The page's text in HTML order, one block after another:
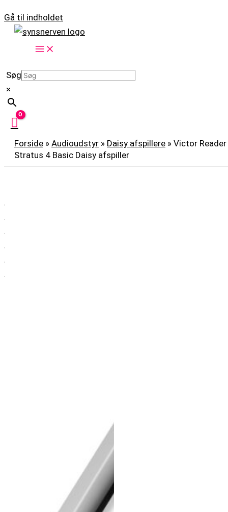
Gå til indholdet
Søg
×
Forside » Audioudstyr » Daisy afspillere » Victor Reader
Stratus 4 Basic Daisy afspiller